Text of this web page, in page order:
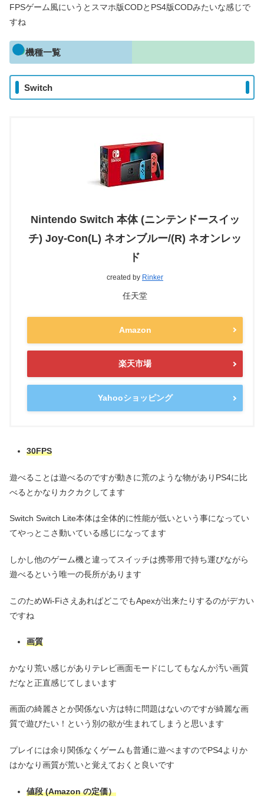
FPSゲーム風にいうとスマホ版CODとPS4版CODみたいな感じで
すね
機種一覧
Switch
Nintendo Switch 本体 (ニンテンドースイッ
チ) Joy-Con(L) ネオンブルー/(R) ネオンレッ
ド
created by Rinker
任天堂
Amazon
楽天市場
Yahooショッピング
30FPS
遊べることは遊べるのですが動きに荒のような物がありPS4に比
べるとかなりカクカクしてます
Switch Switch Lite本体は全体的に性能が低いという事になってい
てやっとこさ動いている感じになってます
しかし他のゲーム機と違ってスイッチは携帯用で持ち運びながら
遊べるという唯一の長所があります
このためWi-FiさえあればどこでもApexが出来たりするのがデカい
ですね
画質
かなり荒い感じがありテレビ画面モードにしてもなんか汚い画質
だなと正直感じてしまいます
画面の綺麗さとか関係ない方は特に問題はないのですが綺麗な画
質で遊びたい！という別の欲が生まれてしまうと思います
プレイには余り関係なくゲームも普通に遊べますのでPS4よりか
はかなり画質が荒いと覚えておくと良いです
値段 (Amazon の定価）